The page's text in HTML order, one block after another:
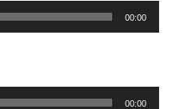
00:00
00:00